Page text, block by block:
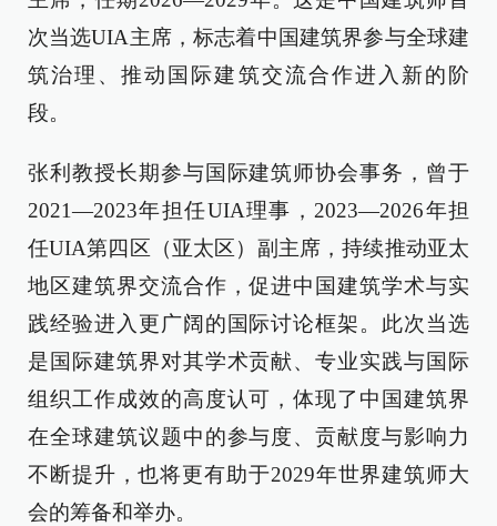
次当选UIA主席，标志着中国建筑界参与全球建
筑治理、推动国际建筑交流合作进入新的阶
段。
张利教授长期参与国际建筑师协会事务，曾于
2021—2023年担任UIA理事，2023—2026年担
任UIA第四区（亚太区）副主席，持续推动亚太
地区建筑界交流合作，促进中国建筑学术与实
践经验进入更广阔的国际讨论框架。此次当选
是国际建筑界对其学术贡献、专业实践与国际
组织工作成效的高度认可，体现了中国建筑界
在全球建筑议题中的参与度、贡献度与影响力
不断提升，也将更有助于2029年世界建筑师大
会的筹备和举办。